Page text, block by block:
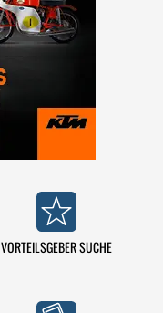
VORTEILSGEBER SUCHE